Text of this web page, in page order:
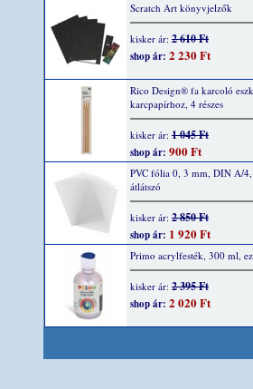
Scratch Art könyvjelzők
kisker ár: 2 610 Ft
shop ár: 2 230 Ft
Rico Design® fa karcoló
karcpapírhoz, 4 részes
kisker ár: 1 045 Ft
shop ár: 900 Ft
PVC fólia 0, 3 mm, DIN A/
átlátszó
kisker ár: 2 850 Ft
shop ár: 1 920 Ft
Primo acrylfesték, 300 ml,
kisker ár: 2 395 Ft
shop ár: 2 020 Ft